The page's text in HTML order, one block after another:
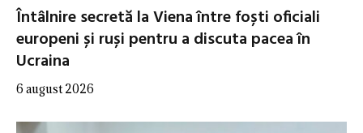
Întâlnire secretă la Viena între foști oficiali
europeni și ruși pentru a discuta pacea în
Ucraina
6 august 2026